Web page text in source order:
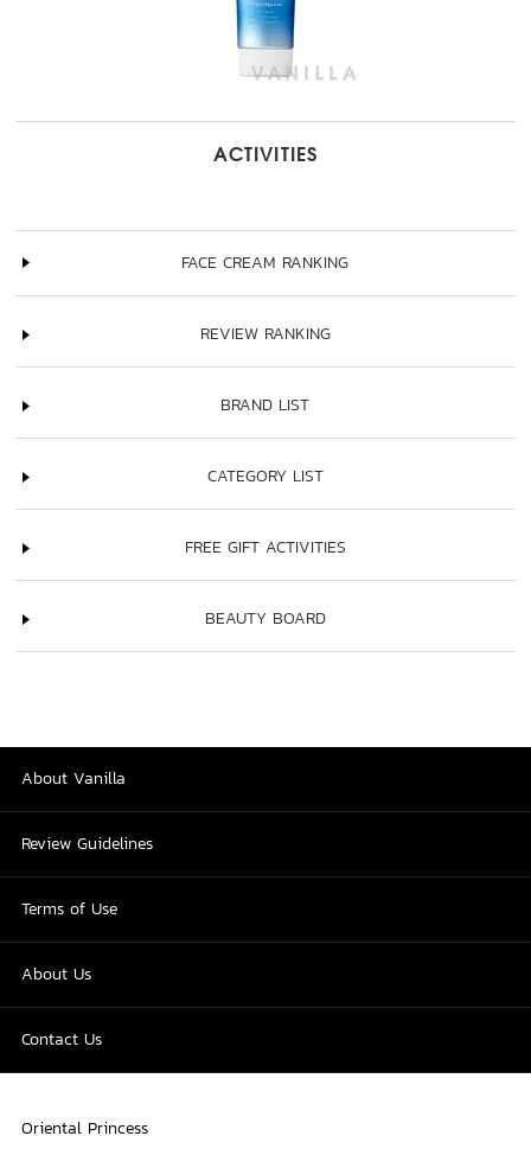
ACTIVITIES
FACE CREAM RANKING
REVIEW RANKING
BRAND LIST
CATEGORY LIST
FREE GIFT ACTIVITIES
BEAUTY BOARD
About Vanilla
Review Guidelines
Terms of Use
About Us
Contact Us
Oriental Princess